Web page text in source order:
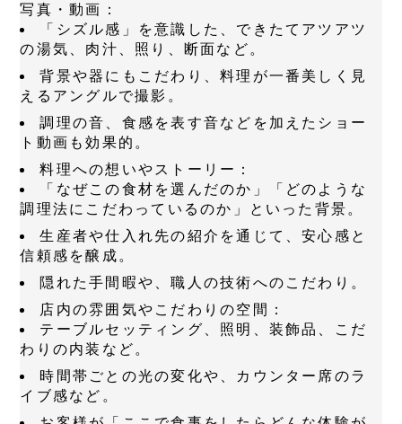
写真・動画：
「シズル感」を意識した、できたてアツアツ
の湯気、肉汁、照り、断面など。
背景や器にもこだわり、料理が一番美しく見
えるアングルで撮影。
調理の音、食感を表す音などを加えたショー
ト動画も効果的。
料理への想いやストーリー：
「なぜこの食材を選んだのか」「どのような
調理法にこだわっているのか」といった背景。
生産者や仕入れ先の紹介を通じて、安心感と
信頼感を醸成。
隠れた手間暇や、職人の技術へのこだわり。
店内の雰囲気やこだわりの空間：
テーブルセッティング、照明、装飾品、こだ
わりの内装など。
時間帯ごとの光の変化や、カウンター席のラ
イブ感など。